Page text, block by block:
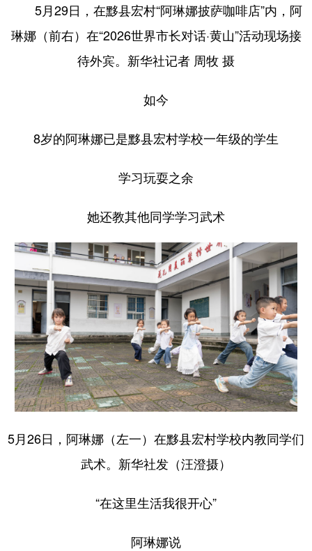
5月29日，在黟县宏村“阿琳娜披萨咖啡店”内，阿
琳娜（前右）在“2026世界市长对话·黄山”活动现场接
待外宾。新华社记者 周牧 摄
如今
8岁的阿琳娜已是黟县宏村学校一年级的学生
学习玩耍之余
她还教其他同学学习武术
5月26日，阿琳娜（左一）在黟县宏村学校内教同学们
武术。新华社发（汪澄摄）
“在这里生活我很开心”
阿琳娜说